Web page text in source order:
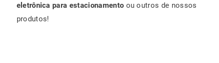
eletrônica para estacionamento ou outros de nossos
produtos!